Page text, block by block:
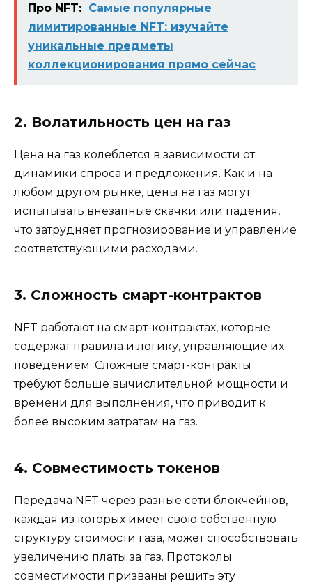
Про NFT: Самые популярные
лимитированные NFT: изучайте
уникальные предметы
коллекционирования прямо сейчас
2. Волатильность цен на газ
Цена на газ колеблется в зависимости от
динамики спроса и предложения. Как и на
любом другом рынке, цены на газ могут
испытывать внезапные скачки или падения,
что затрудняет прогнозирование и управление
соответствующими расходами.
3. Сложность смарт-контрактов
NFT работают на смарт-контрактах, которые
содержат правила и логику, управляющие их
поведением. Сложные смарт-контракты
требуют больше вычислительной мощности и
времени для выполнения, что приводит к
более высоким затратам на газ.
4. Совместимость токенов
Передача NFT через разные сети блокчейнов,
каждая из которых имеет свою собственную
структуру стоимости газа, может способствовать
увеличению платы за газ. Протоколы
совместимости призваны решить эту